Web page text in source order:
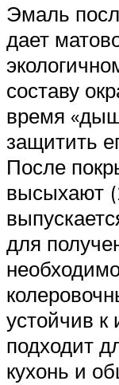
Эмаль
дает
составу
время
защитить
После
высыхают
для
устойчив к
подходит
кухонь и